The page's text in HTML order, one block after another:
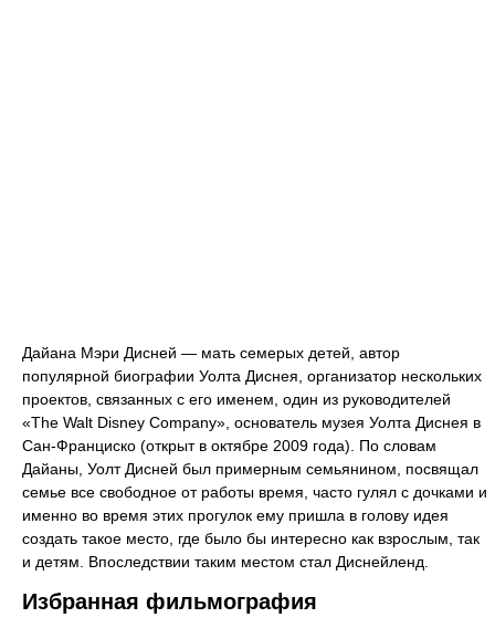
Дайана Мэри Дисней — мать семерых детей, автор
популярной биографии Уолта Диснея, организатор нескольких
проектов, связанных с его именем, один из руководителей
«The Walt Disney Company», основатель музея Уолта Диснея в
Сан-Франциско (открыт в октябре 2009 года). По словам
Дайаны, Уолт Дисней был примерным семьянином, посвящал
семье все свободное от работы время, часто гулял с дочками и
именно во время этих прогулок ему пришла в голову идея
создать такое место, где было бы интересно как взрослым, так
и детям. Впоследствии таким местом стал Диснейленд.
Избранная фильмография